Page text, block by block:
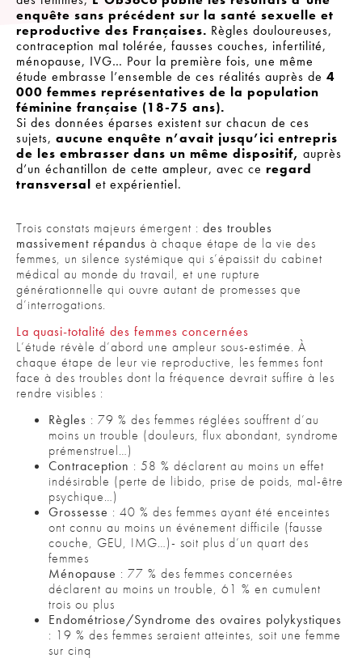
enquête sans précédent sur la santé sexuelle et
reproductive des Françaises. Règles douloureuses,
contraception mal tolérée, fausses couches, infertilité,
ménopause, IVG… Pour la première fois, une même
étude embrasse l’ensemble de ces réalités auprès de 4
000 femmes représentatives de la population
féminine française (18-75 ans).
Si des données éparses existent sur chacun de ces
sujets, aucune enquête n’avait jusqu’ici entrepris
de les embrasser dans un même dispositif, auprès
d’un échantillon de cette ampleur, avec ce regard
transversal et expérientiel.
Trois constats majeurs émergent : des troubles
massivement répandus à chaque étape de la vie des
femmes, un silence systémique qui s’épaissit du cabinet
médical au monde du travail, et une rupture
générationnelle qui ouvre autant de promesses que
d’interrogations.
La quasi-totalité des femmes concernées
L’étude révèle d’abord une ampleur sous-estimée. À
chaque étape de leur vie reproductive, les femmes font
face à des troubles dont la fréquence devrait suffire à les
rendre visibles :
Règles : 79 % des femmes réglées souffrent d’au
moins un trouble (douleurs, flux abondant, syndrome
prémenstruel…)
Contraception : 58 % déclarent au moins un effet
indésirable (perte de libido, prise de poids, mal-être
psychique…)
Grossesse : 40 % des femmes ayant été enceintes
ont connu au moins un événement difficile (fausse
couche, GEU, IMG…)- soit plus d’un quart des
femmes
Ménopause : 77 % des femmes concernées
déclarent au moins un trouble, 61 % en cumulent
trois ou plus
Endométriose/Syndrome des ovaires polykystiques
: 19 % des femmes seraient atteintes, soit une femme
sur cinq